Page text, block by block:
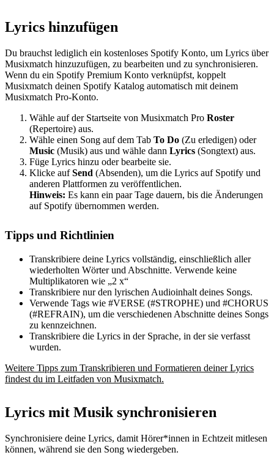
Lyrics hinzufügen
Du brauchst lediglich ein kostenloses Spotify Konto, um Lyrics über
Musixmatch hinzuzufügen, zu bearbeiten und zu synchronisieren.
Wenn du ein Spotify Premium Konto verknüpfst, koppelt
Musixmatch deinen Spotify Katalog automatisch mit deinem
Musixmatch Pro-Konto.
Wähle auf der Startseite von Musixmatch Pro Roster
(Repertoire) aus.
Wähle einen Song auf dem Tab To Do (Zu erledigen) oder
Music (Musik) aus und wähle dann Lyrics (Songtext) aus.
Füge Lyrics hinzu oder bearbeite sie.
Klicke aufSend (Absenden), um die Lyrics auf Spotify und
anderen Plattformen zu veröffentlichen.
Hinweis: Es kann ein paar Tage dauern, bis die Änderungen
auf Spotify übernommen werden.
Tipps und Richtlinien
Transkribiere deine Lyrics vollständig, einschließlich aller
wiederholten Wörter und Abschnitte. Verwende keine
Multiplikatoren wie „2 x“
Transkribiere nur den lyrischen Audioinhalt deines Songs.
Verwende Tags wie #VERSE (#STROPHE) und #CHORUS
(#REFRAIN), um die verschiedenen Abschnitte deines Songs
zu kennzeichnen.
Transkribiere die Lyrics in der Sprache, in der sie verfasst
wurden.
Weitere Tipps zum Transkribieren und Formatieren deiner Lyrics
findest du im Leitfaden von Musixmatch.
Lyrics mit Musik synchronisieren
Synchronisiere deine Lyrics, damit Hörer*innen in Echtzeit mitlesen
können, während sie den Song wiedergeben.